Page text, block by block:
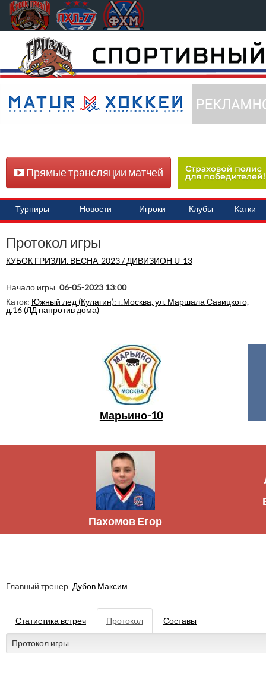
Прямые трансляции матчей
Турниры Новости Игроки Клубы Катки
Протокол игры
КУБОК ГРИЗЛИ. ВЕСНА-2023 / ДИВИЗИОН U-13
Начало игры: 06-05-2023 13:00
Каток: Южный лед (Кулагин): г.Москва, ул. Маршала Савицкого,
д.16 (ЛД напротив дома)
Марьино-10
Пахомов Егор
Главный тренер: Дубов Максим
Статистика встреч Протокол Составы
Протокол игры